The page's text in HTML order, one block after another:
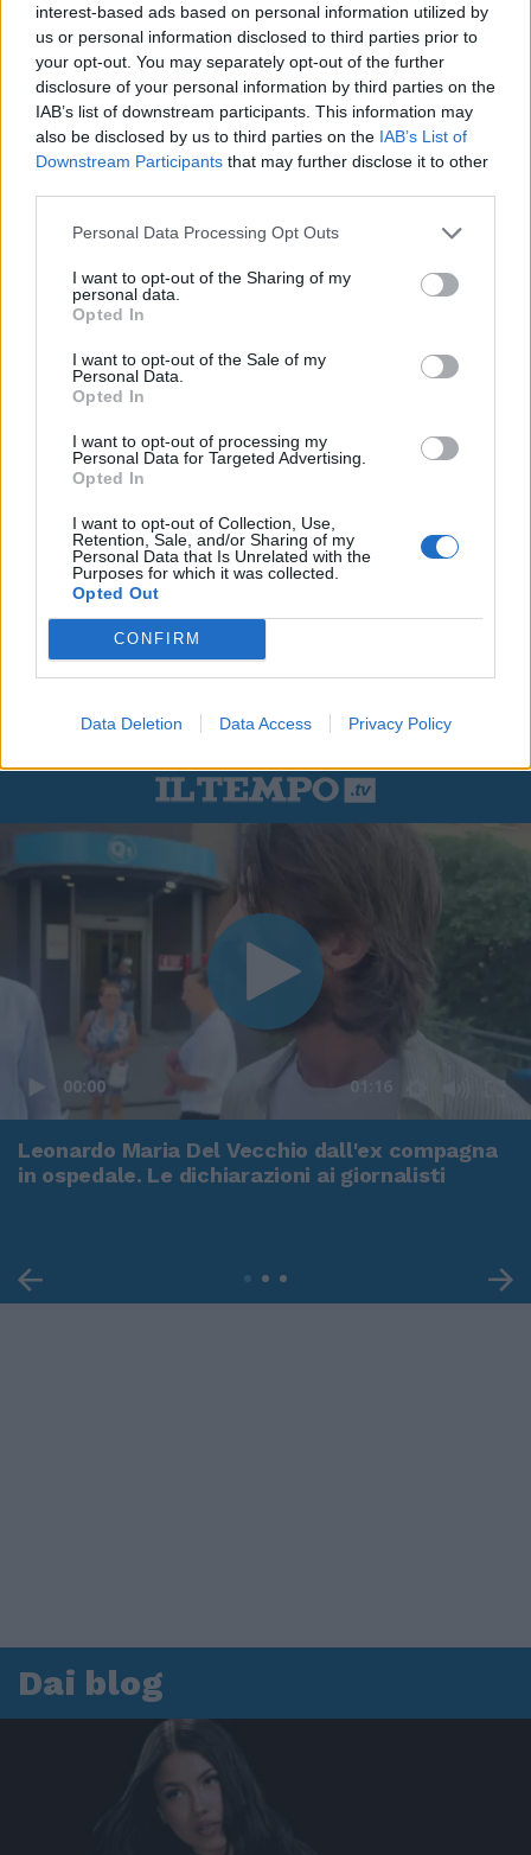
interest-based ads based on personal information utilized by
us or personal information disclosed to third parties prior to
your opt-out. You may separately opt-out of the further
disclosure of your personal information by third parties on the
IAB’s list of downstream participants. This information may
also be disclosed by us to third parties on the IAB’s List of
Downstream Participants that may further disclose it to other
Personal Data Processing Opt Outs
I want to opt-out of the Sharing of my
personal data.
Opted In
I want to opt-out of the Sale of my
Personal Data.
Opted In
I want to opt-out of processing my
Personal Data for Targeted Advertising.
Opted In
I want to opt-out of Collection, Use,
Retention, Sale, and/or Sharing of my
Personal Data that Is Unrelated with the
Purposes for which it was collected.
Opted Out
CONFIRM
Data Deletion Data Access Privacy Policy
00:00 01:16
Leonardo Maria Del Vecchio dall'ex compagna
in ospedale. Le dichiarazioni ai giornalisti
Dai blog